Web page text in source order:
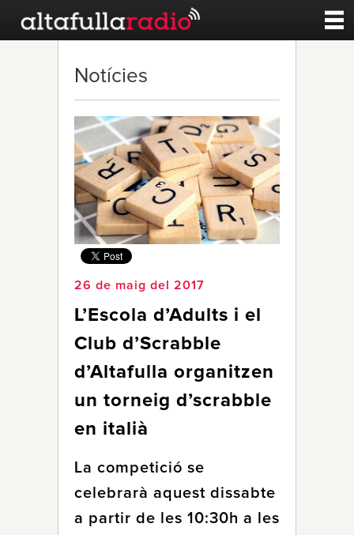
Esports
Noticies
Qui Som
Notícies
26 de maig del 2017
L’Escola d’Adults i el
Club d’Scrabble
d’Altafulla organitzen
un torneig d’scrabble
en italià
La competició se
celebrarà aquest dissabte
a partir de les 10:30h a les